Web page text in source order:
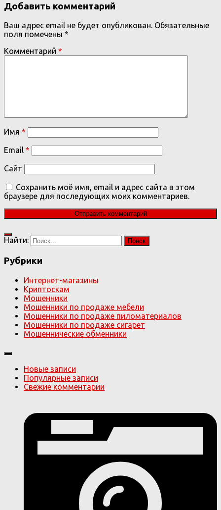
Добавить комментарий
Ваш адрес email не будет опубликован. Обязательные
поля помечены *
Комментарий *
Имя *
Email *
Сайт
Сохранить моё имя, email и адрес сайта в этом
браузере для последующих моих комментариев.
Найти:
Рубрики
Интернет-магазины
Криптоскам
Мошенники
Мошенники по продаже мебели
Мошенники по продаже пиломатериалов
Мошенники по продаже сигарет
Мошеннические обменники
Новые записи
Популярные записи
Свежие комментарии